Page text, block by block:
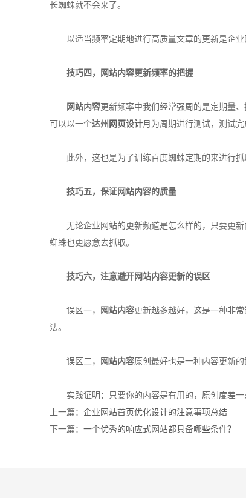
长蜘蛛就不会来了。
以适当频率定期地进行高质量文章的更新是企业
技巧四， 网站内容更新频率的把握
网站内容更新频率中我们经常强周的是定期量
可以以一个达州 网页设计月为周期进行测试，测试
此外，这也是为了训练百度蜘蛛定期的来进行抓
技巧五，保证 网站内容的质量
无论企业网站的更新频道是怎么样的，只要更新
蜘蛛也更愿意去抓取。
技巧六，注意避开 网站内容更新的误区
误区一， 网站内容更新越多越好，这是一种非
法。
误区二， 网站内容原创最好也是一种内容更新
实践证明：只要你的内容是有用的，原创度差一
上一篇： 企业网站首页优化设计的注意事项总结
下一篇： 一个优秀的响应式网站都具备哪些条件？